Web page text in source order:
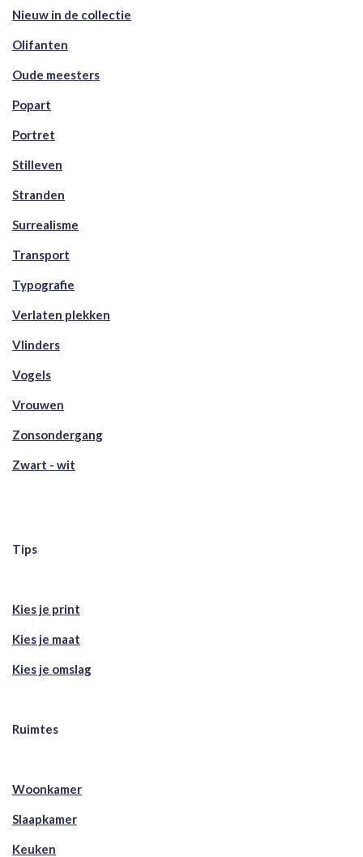
Nieuw in de collectie
Olifanten
Oude meesters
Popart
Portret
Stilleven
Stranden
Surrealisme
Transport
Typografie
Verlaten plekken
Vlinders
Vogels
Vrouwen
Zonsondergang
Zwart - wit
Tips
Kies je print
Kies je maat
Kies je omslag
Ruimtes
Woonkamer
Slaapkamer
Keuken